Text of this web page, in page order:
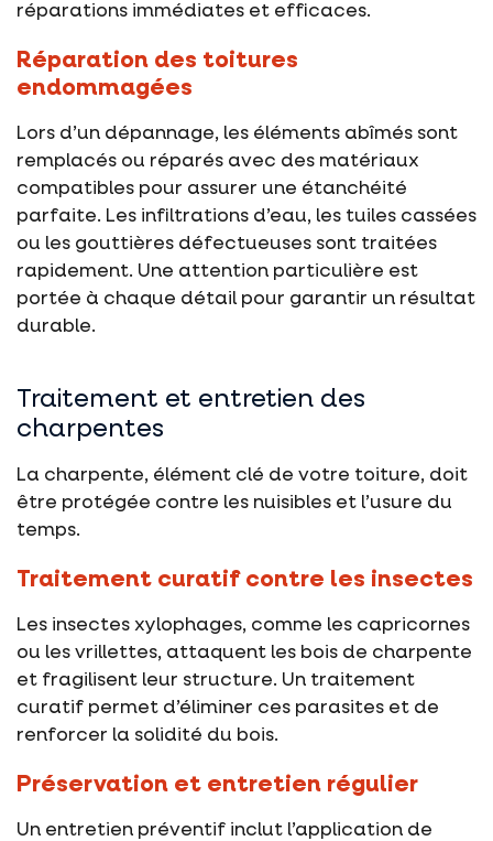
réparations immédiates et efficaces.
Réparation des toitures
endommagées
Lors d’un dépannage, les éléments abîmés sont
remplacés ou réparés avec des matériaux
compatibles pour assurer une étanchéité
parfaite. Les infiltrations d’eau, les tuiles cassées
ou les gouttières défectueuses sont traitées
rapidement. Une attention particulière est
portée à chaque détail pour garantir un résultat
durable.
Traitement et entretien des
charpentes
La charpente, élément clé de votre toiture, doit
être protégée contre les nuisibles et l’usure du
temps.
Traitement curatif contre les insectes
Les insectes xylophages, comme les capricornes
ou les vrillettes, attaquent les bois de charpente
et fragilisent leur structure. Un traitement
curatif permet d’éliminer ces parasites et de
renforcer la solidité du bois.
Préservation et entretien régulier
Un entretien préventif inclut l’application de